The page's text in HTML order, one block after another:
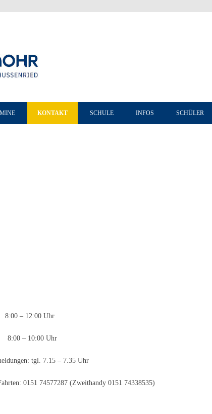
KONTAKT SCHULE INFOS SCHÜLER
– 12:00 Uhr
– 10:00 Uhr
tgl. 7.15 – 7.35 Uhr
0151 74577287 (Zweithandy 0151 74338535)